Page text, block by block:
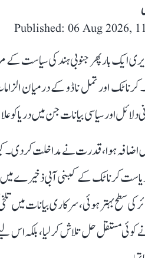
Published: 06 Aug 2026,
ایک بار پھر جنوبی ہند کی سیاست کے
کرناٹک اور تمل ناڈو کے درمیان
دلائل اور سیاسی بیانات جن میں دریا کو
اضافہ ہوا، قدرت نے مداخلت کر دی۔
کرناٹک کے کبنی آبی ذخیرے میں
کی سطح بہتر ہوئی، سرکاری بیانات
کوئی مستقل حل تلاش کر لیا، بلکہ